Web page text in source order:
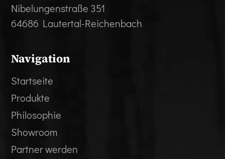
Nibelungenstraße 351
64686 Lautertal-Reichenbach
Navigation
Startseite
Produkte
Philosophie
Showroom
Partner werden